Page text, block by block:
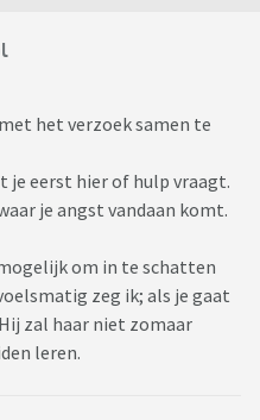
het verzoek samen te
je eerst hier of hulp vraagt.
je angst vandaan komt.
om in te schatten
zeg ik; als je gaat
zal haar niet zomaar
leren.